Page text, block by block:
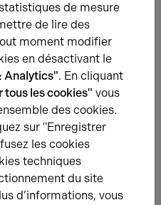
de mesure
de lire des
moment modifier
en désactivant le
Analytics". En cliquant
les cookies" vous
des cookies.
sur "Enregistrer
les cookies
techniques
du site
d’informations, vous